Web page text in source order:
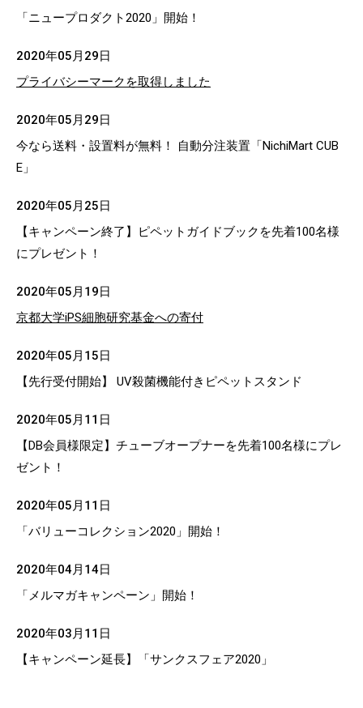
「ニュープロダクト2020」開始！
2020年05月29日
プライバシーマークを取得しました
2020年05月29日
今なら送料・設置料が無料！ 自動分注装置「NichiMart CUB
E」
2020年05月25日
【キャンペーン終了】ピペットガイドブックを先着100名様
にプレゼント！
2020年05月19日
京都大学iPS細胞研究基金への寄付
2020年05月15日
【先行受付開始】 UV殺菌機能付きピペットスタンド
2020年05月11日
【DB会員様限定】チューブオープナーを先着100名様にプレ
ゼント！
2020年05月11日
「バリューコレクション2020」開始！
2020年04月14日
「メルマガキャンペーン」開始！
2020年03月11日
【キャンペーン延長】「サンクスフェア2020」